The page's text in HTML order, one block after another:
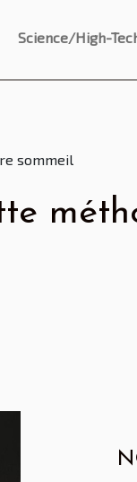
Science/High-
sommeil